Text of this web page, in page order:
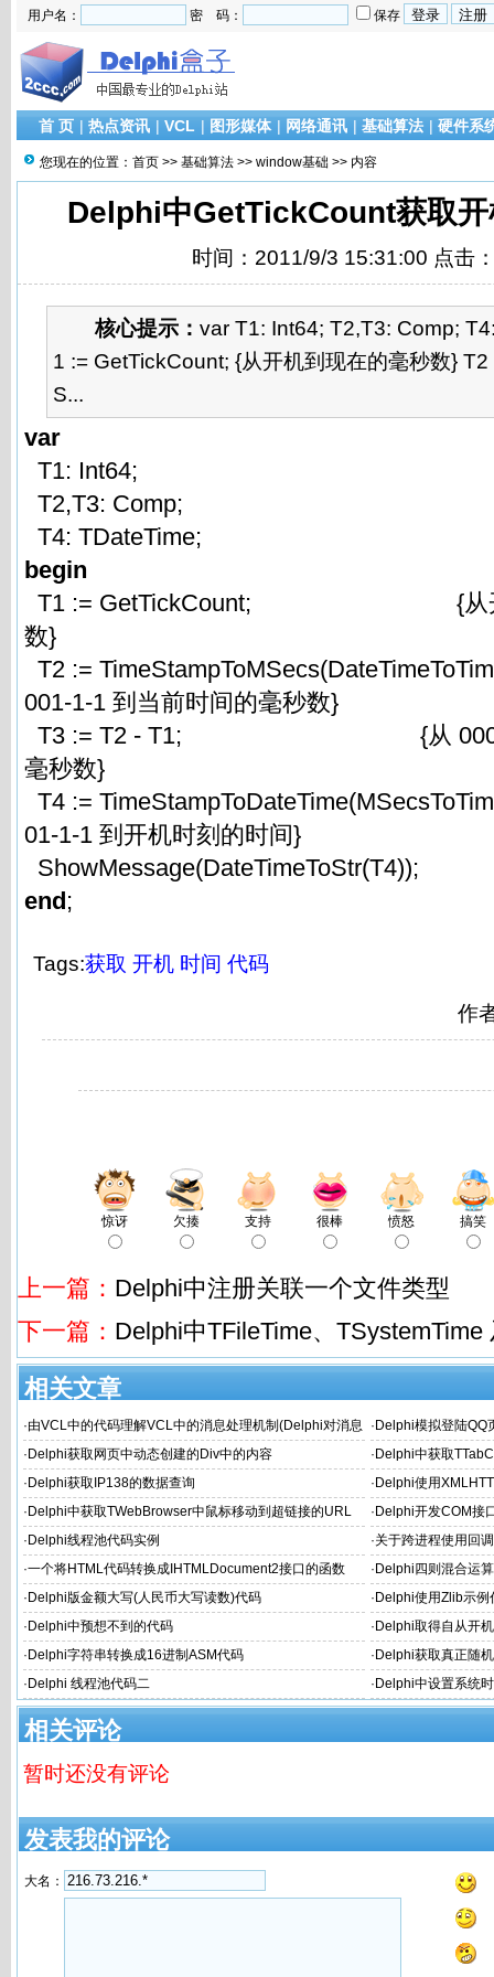
用户名： 密 码： 保存
首 页 | 热点资讯 | VCL | 图形媒体 | 网络通讯 | 基础算法 | 硬件系
您现在的位置： 首页 >> 基础算法 >> window基础 >> 内容
Delphi中GetTickCount获取开
时间：2011/9/3 15:31:00 点击
核心提示： var T1: Int64; T2,T3: Comp;
1 := GetTickCount; {从开机到现在的毫秒数}
S...
var
T1: Int64;
T2,T3: Comp;
T4: TDateTime;
begin
T1 := GetTickCount; {从开机
数}
T2 :=
001-1-1 到当前时间的毫秒数}
T3 := T2 - T1; {从 0001-1-1
毫秒数}
T4 :=
01-1-1 到开机时刻的时间}
end;
Tags:获取 开机 时间 代码
作
惊讶 欠揍 支持 很棒 愤怒 搞笑
上一篇： Delphi中注册关联一个文件类型
下一篇： Delphi中TFileTime、TSystemTime
相关文章
·由VCL中的代码理解VCL中的消息处理机制(Delphi对消息
机的封装)
· Delphi模拟登陆QQ
· Delphi获取网页中动态创建的Div中的内容 · Delphi中获取
· Delphi获取IP138的数据查询 · Delphi使用
· Delphi中获取TWebBrowser中鼠标移动到超链接的URL · Delphi开发COM接
· Delphi线程池代码实例 ·关于跨进程使用回
RTF流为例
·一个将HTML代码转换成IHTMLDocument2接口的函数 · Delphi四则混合运
· Delphi版金额大写(人民币大写读数)代码 · Delphi使用Zlib示例
· Delphi中预想不到的代码 · Delphi取得自从开
· Delphi字符串转换成16进制ASM代码 · Delphi获取真正随
· Delphi 线程池代码二 · Delphi中设置系统
相关评论
暂时还没有评论
发表我的评论
大名：